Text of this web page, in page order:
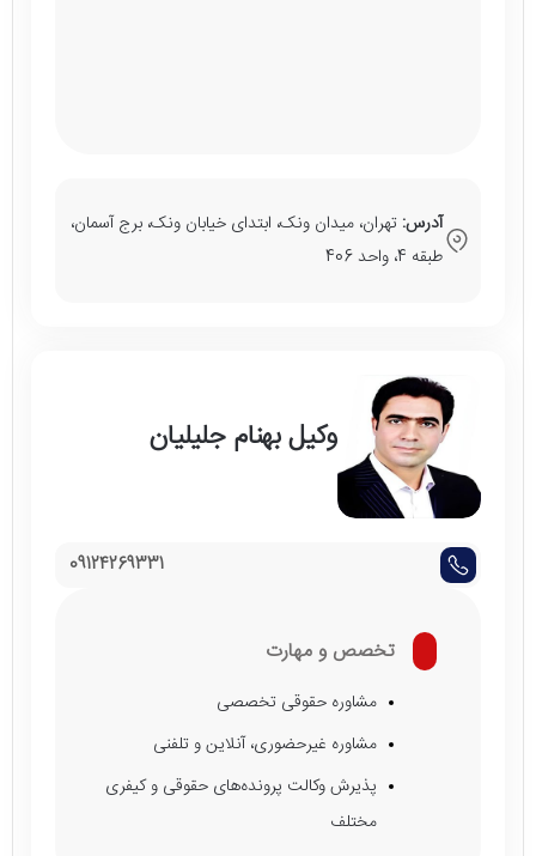
آدرس: تهران، میدان ونک، ابتدای خیابان ونک، برج آسمان،
طبقه 4، واحد 406
وکیل بهنام جلیلیان
09124269331
تخصص و مهارت
مشاوره حقوقی تخصصی
مشاوره غیرحضوری، آنلاین و تلفنی
پذیرش وکالت پرونده‌های حقوقی و کیفری
مختلف